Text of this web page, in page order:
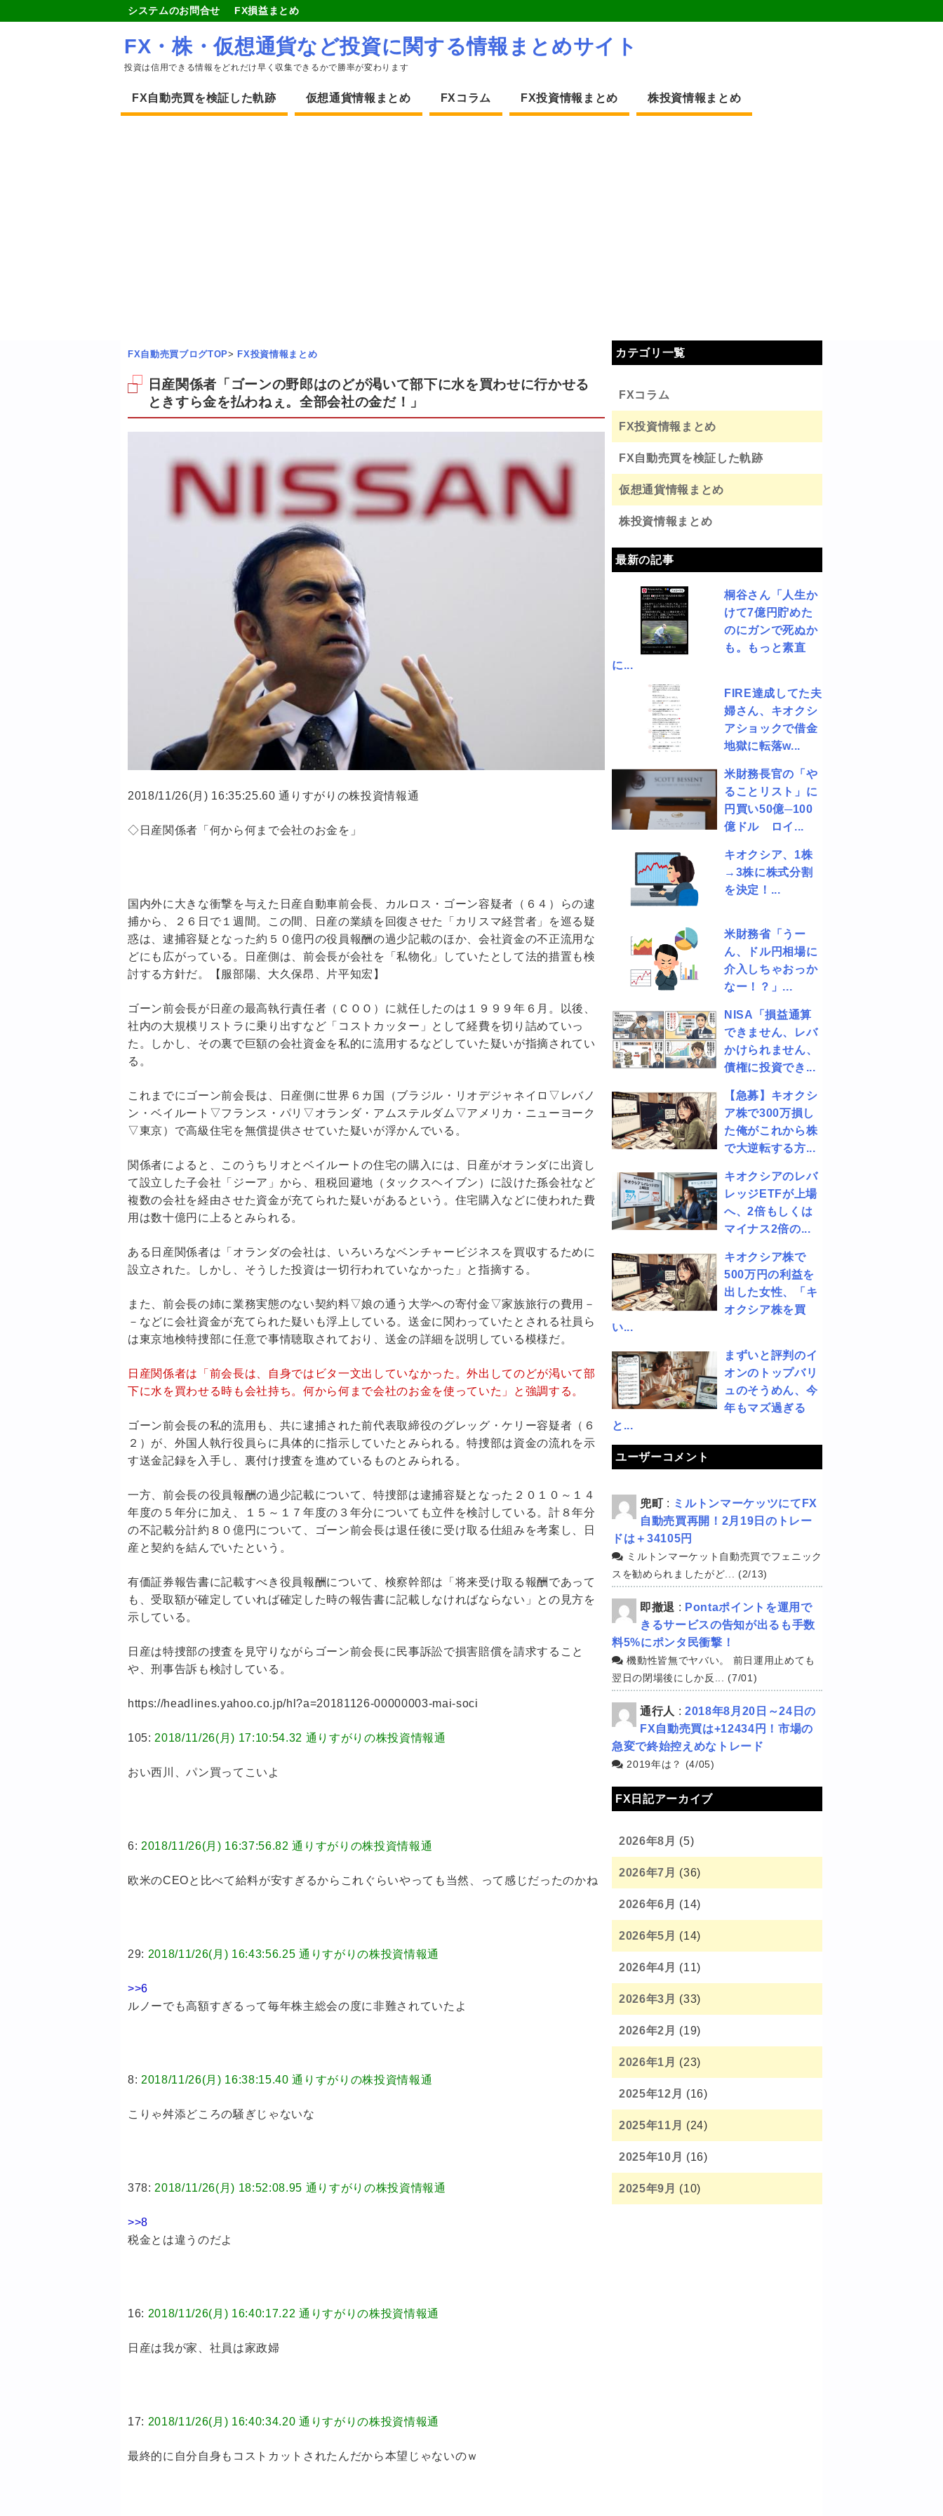
システムのお問合せ FX損益まとめ
FX・株・仮想通貨など投資に関する情報まとめサイト
投資は信用できる情報をどれだけ早く収集できるかで勝率が変わります
FX自動売買を検証した軌跡 仮想通貨情報まとめ FXコラム FX投資情報まとめ 株投資情報まとめ
FX自動売買ブログTOP> FX投資情報まとめ
日産関係者「ゴーンの野郎はのどが渇いて部下に水を買わせに行かせる
ときすら金を払わねぇ。全部会社の金だ！」
2018/11/26(月) 16:35:25.60 通りすがりの株投資情報通
◇日産関係者「何から何まで会社のお金を」
国内外に大きな衝撃を与えた日産自動車前会長、カルロス・ゴーン容疑者（６４）らの逮
捕から、２６日で１週間。この間、日産の業績を回復させた「カリスマ経営者」を巡る疑
惑は、逮捕容疑となった約５０億円の役員報酬の過少記載のほか、会社資金の不正流用な
どにも広がっている。日産側は、前会長が会社を「私物化」していたとして法的措置も検
討する方針だ。【服部陽、大久保昂、片平知宏】
ゴーン前会長が日産の最高執行責任者（ＣＯＯ）に就任したのは１９９９年６月。以後、
社内の大規模リストラに乗り出すなど「コストカッター」として経費を切り詰めていっ
た。しかし、その裏で巨額の会社資金を私的に流用するなどしていた疑いが指摘されてい
る。
これまでにゴーン前会長は、日産側に世界６カ国（ブラジル・リオデジャネイロ▽レバノ
ン・ベイルート▽フランス・パリ▽オランダ・アムステルダム▽アメリカ・ニューヨーク
▽東京）で高級住宅を無償提供させていた疑いが浮かんでいる。
関係者によると、このうちリオとベイルートの住宅の購入には、日産がオランダに出資し
て設立した子会社「ジーア」から、租税回避地（タックスヘイブン）に設けた孫会社など
複数の会社を経由させた資金が充てられた疑いがあるという。住宅購入などに使われた費
用は数十億円に上るとみられる。
ある日産関係者は「オランダの会社は、いろいろなベンチャービジネスを買収するために
設立された。しかし、そうした投資は一切行われていなかった」と指摘する。
また、前会長の姉に業務実態のない契約料▽娘の通う大学への寄付金▽家族旅行の費用－
－などに会社資金が充てられた疑いも浮上している。送金に関わっていたとされる社員ら
は東京地検特捜部に任意で事情聴取されており、送金の詳細を説明している模様だ。
日産関係者は「前会長は、自身ではビタ一文出していなかった。外出してのどが渇いて部
下に水を買わせる時も会社持ち。何から何まで会社のお金を使っていた」と強調する。
ゴーン前会長の私的流用も、共に逮捕された前代表取締役のグレッグ・ケリー容疑者（６
２）が、外国人執行役員らに具体的に指示していたとみられる。特捜部は資金の流れを示
す送金記録を入手し、裏付け捜査を進めているものとみられる。
一方、前会長の役員報酬の過少記載について、特捜部は逮捕容疑となった２０１０～１４
年度の５年分に加え、１５～１７年度の３年分についても立件を検討している。計８年分
の不記載分計約８０億円について、ゴーン前会長は退任後に受け取る仕組みを考案し、日
産と契約を結んでいたという。
有価証券報告書に記載すべき役員報酬について、検察幹部は「将来受け取る報酬であって
も、受取額が確定していれば確定した時の報告書に記載しなければならない」との見方を
示している。
日産は特捜部の捜査を見守りながらゴーン前会長に民事訴訟で損害賠償を請求すること
や、刑事告訴も検討している。
https://headlines.yahoo.co.jp/hl?a=20181126-00000003-mai-soci
105: 2018/11/26(月) 17:10:54.32 通りすがりの株投資情報通
おい西川、パン買ってこいよ
6: 2018/11/26(月) 16:37:56.82 通りすがりの株投資情報通
欧米のCEOと比べて給料が安すぎるからこれぐらいやっても当然、って感じだったのかね
29: 2018/11/26(月) 16:43:56.25 通りすがりの株投資情報通
>>6
ルノーでも高額すぎるって毎年株主総会の度に非難されていたよ
8: 2018/11/26(月) 16:38:15.40 通りすがりの株投資情報通
こりゃ舛添どころの騒ぎじゃないな
378: 2018/11/26(月) 18:52:08.95 通りすがりの株投資情報通
>>8
税金とは違うのだよ
16: 2018/11/26(月) 16:40:17.22 通りすがりの株投資情報通
日産は我が家、社員は家政婦
17: 2018/11/26(月) 16:40:34.20 通りすがりの株投資情報通
最終的に自分自身もコストカットされたんだから本望じゃないのｗ
カテゴリ一覧
FXコラム
FX投資情報まとめ
FX自動売買を検証した軌跡
仮想通貨情報まとめ
株投資情報まとめ
最新の記事
桐谷さん「人生か
けて7億円貯めた
のにガンで死ぬか
も。もっと素直
に...
FIRE達成してた夫
婦さん、キオクシ
アショックで借金
地獄に転落w...
米財務長官の「や
ることリスト」に
円買い50億─100
億ドル ロイ...
キオクシア、1株
→3株に株式分割
を決定！...
米財務省「うー
ん、ドル円相場に
介入しちゃおっか
なー！？」...
NISA「損益通算
できません、レバ
かけられません、
債権に投資でき...
【急募】キオクシ
ア株で300万損し
た俺がこれから株
で大逆転する方...
キオクシアのレバ
レッジETFが上場
へ、2倍もしくは
マイナス2倍の...
キオクシア株で
500万円の利益を
出した女性、「キ
オクシア株を買
い...
まずいと評判のイ
オンのトップバリ
ュのそうめん、今
年もマズ過ぎる
と...
ユーザーコメント
兜町 : ミルトンマーケッツにてFX
自動売買再開！2月19日のトレー
ドは＋34105円
ミルトンマーケット自動売買でフェニック
スを勧められましたがど... (2/13)
即撤退 : Pontaポイントを運用で
きるサービスの告知が出るも手数
料5%にポンタ民衝撃！
機動性皆無でヤバい。 前日運用止めても
翌日の閉場後にしか反... (7/01)
通行人 : 2018年8月20日～24日の
FX自動売買は+12434円！市場の
急変で終始控えめなトレード
2019年は？ (4/05)
FX日記アーカイブ
2026年8月 (5)
2026年7月 (36)
2026年6月 (14)
2026年5月 (14)
2026年4月 (11)
2026年3月 (33)
2026年2月 (19)
2026年1月 (23)
2025年12月 (16)
2025年11月 (24)
2025年10月 (16)
2025年9月 (10)